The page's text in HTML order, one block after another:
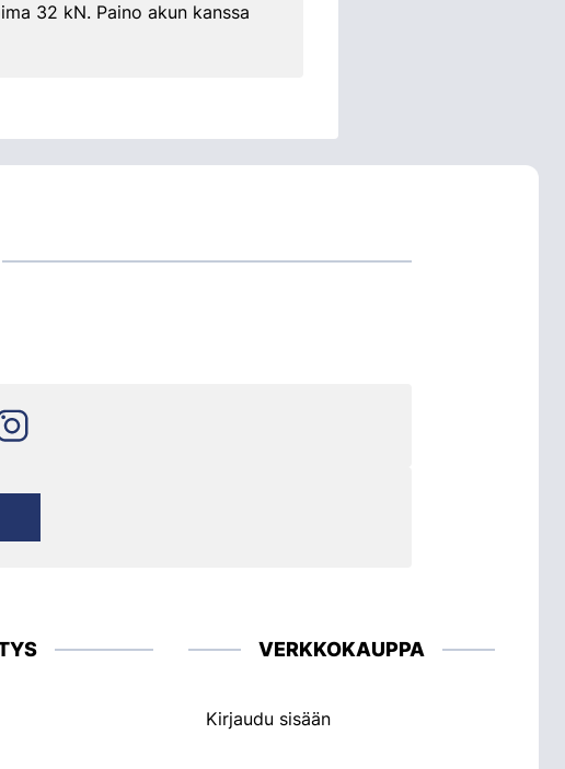
32 kN. Paino akun kanssa
VERKKOKAUPPA
Kirjaudu sisään